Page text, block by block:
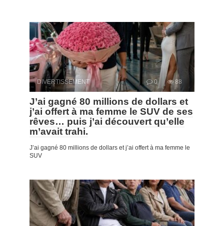
DIVERTISSEMENT 0 88
J’ai gagné 80 millions de dollars et
j’ai offert à ma femme le SUV de ses
rêves… puis j’ai découvert qu’elle
m’avait trahi.
J’ai gagné 80 millions de dollars et j’ai offert à ma femme le
SUV